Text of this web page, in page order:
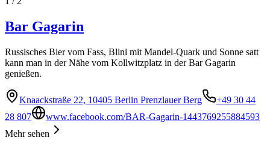
Bar Gagarin
Russisches Bier vom Fass, Blini mit Mandel-Quark und Sonne satt
kann man in der Nähe vom Kollwitzplatz in der Bar Gagarin
genießen.
Knaackstraße 22, 10405 Berlin Prenzlauer Berg
+49 30 44
28 807
www.facebook.com/BAR-Gagarin-1443769255884593
Mehr sehen